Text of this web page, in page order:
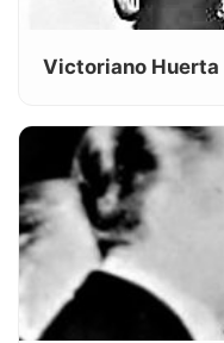
Victoriano Huerta